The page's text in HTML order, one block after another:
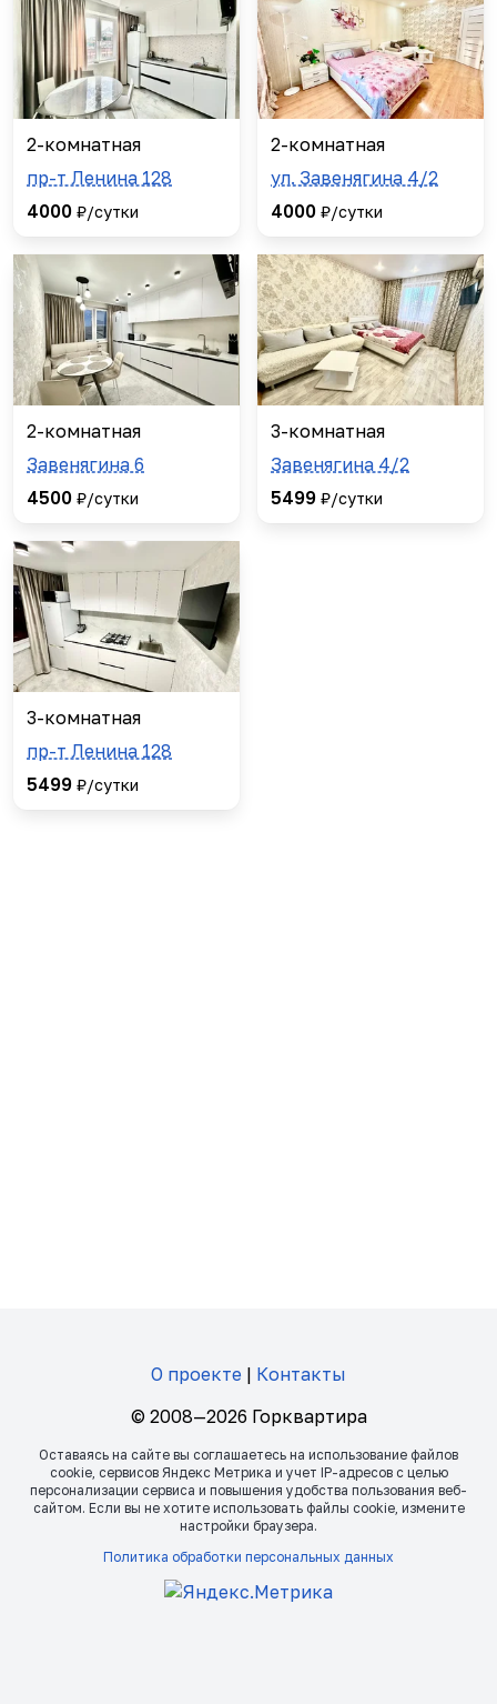
2-комнатная
пр-т Ленина 128
4000 ₽/сутки
2-комнатная
ул. Завенягина 4/2
4000 ₽/сутки
2-комнатная
Завенягина 6
4500 ₽/сутки
3-комнатная
Завенягина 4/2
5499 ₽/сутки
3-комнатная
пр-т Ленина 128
5499 ₽/сутки
О проекте | Контакты
© 2008—2026 Горквартира
Оставаясь на сайте вы соглашаетесь на использование файлов
сookie, сервисов Яндекс Метрика и учет IP-адресов с целью
персонализации сервиса и повышения удобства пользования веб-
сайтом. Если вы не хотите использовать файлы сookie, измените
настройки браузера.
Политика обработки персональных данных